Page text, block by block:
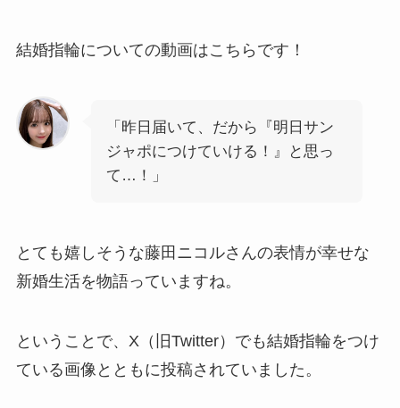
結婚指輪についての動画はこちらです！
「昨日届いて、だから『明日サン
ジャポにつけていける！』と思っ
て…！」
とても嬉しそうな藤田ニコルさんの表情が幸せな
新婚生活を物語っていますね。
ということで、X（旧Twitter）でも結婚指輪をつけ
ている画像とともに投稿されていました。